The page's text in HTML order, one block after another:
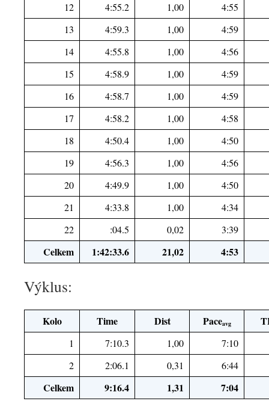
12
4:55.2 1,00
4:55
13
4:59.3 1,00
4:59
14
4:55.8 1,00
4:56
15
4:58.9 1,00
4:59
16
4:58.7 1,00
4:59
17
4:58.2 1,00
4:58
18
4:50.4 1,00
4:50
19
4:56.3 1,00
4:56
20
4:49.9 1,00
4:50
21
4:33.8 1,00
4:34
22
:04.5 0,02 3:39
Celkem 1:42:33.6 21,02 4:53
Výklus:
Kolo Time Dist Paceavg
1 7:10.3 1,00
7:10
2
2:06.1 0,31 6:44
Celkem 9:16.4 1,31 7:04